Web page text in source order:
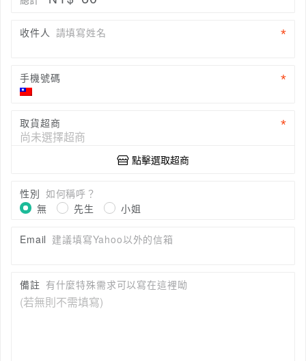
收件人 請填寫姓名
手機號碼
取貨超商
點擊選取超商
性別 如何稱呼？
無
先生 小姐
Email 建議填寫Yahoo以外的信箱
備註 有什麼特殊需求可以寫在這裡呦